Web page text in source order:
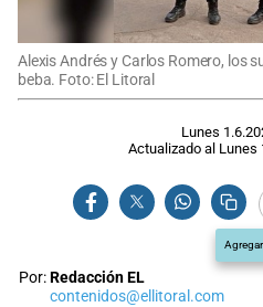
Alexis Andrés y Carlos Romero, los
beba. Foto: El Litoral
Lunes
Actualizado al Lunes
Por:Redacción EL
contenidos@ellitoral.com